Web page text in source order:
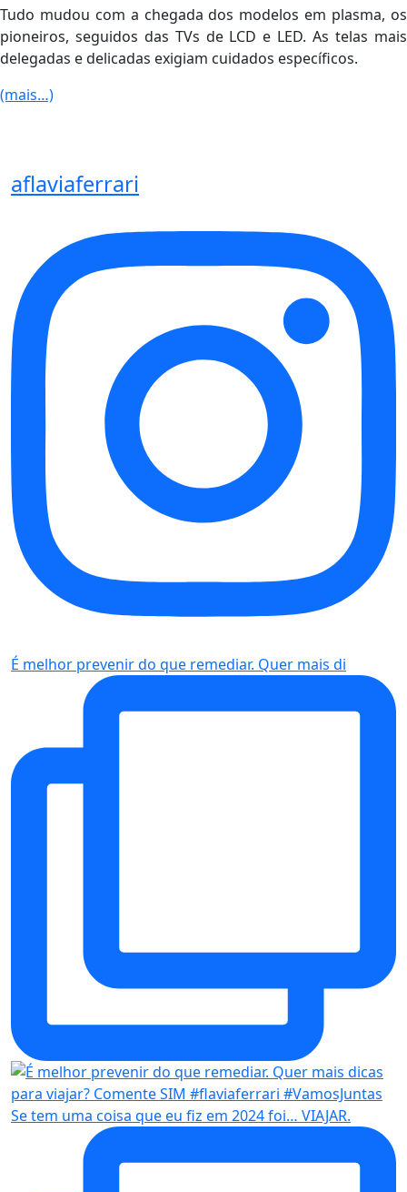
Tudo mudou com a chegada dos modelos em plasma, os
pioneiros, seguidos das TVs de LCD e LED. As telas mais
delegadas e delicadas exigiam cuidados específicos.
(mais…)
aflaviaferrari
É melhor prevenir do que remediar. Quer mais di
Se tem uma coisa que eu fiz em 2024 foi… VIAJAR.